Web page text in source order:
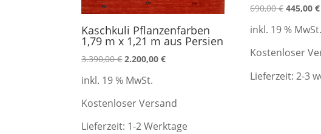
Kaschkuli Pflanzenfarben
1,79 m x 1,21 m aus Persien
3.390,00€Ursprünglicher
war:
3.390,00 €
2.200,00€Aktueller
2.200,00 €.
inkl. 19 % MwSt.
Kostenloser Versand
Lieferzeit: 1-2 Werktage
690,00€
war:
690,00 €
445,00€
inkl. 19 % MwSt.
Kostenloser
Lieferzeit:2-3